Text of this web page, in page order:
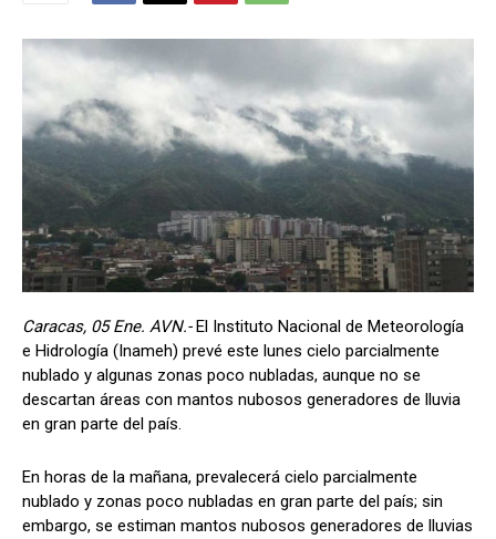
Caracas, 05 Ene. AVN.- El Instituto Nacional de Meteorología
e Hidrología (Inameh) prevé este lunes cielo parcialmente
nublado y algunas zonas poco nubladas, aunque no se
descartan áreas con mantos nubosos generadores de lluvia
en gran parte del país.
En horas de la mañana, prevalecerá cielo parcialmente
nublado y zonas poco nubladas en gran parte del país; sin
embargo, se estiman mantos nubosos generadores de lluvias